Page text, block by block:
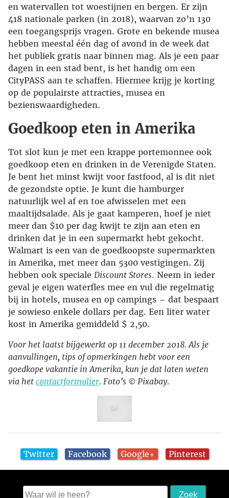
en watervallen tot woestijnen en bergen. Er zijn
418 nationale parken (in 2018), waarvan zo’n 130
een toegangsprijs vragen. Grote en bekende musea
hebben meestal één dag of avond in de week dat
het publiek gratis naar binnen mag. Als je een paar
dagen in een stad bent, is het handig om een
CityPASS aan te schaffen. Hiermee krijg je korting
op de populairste attracties, musea en
bezienswaardigheden.
Goedkoop eten in Amerika
Tot slot kun je met een krappe portemonnee ook
goedkoop eten en drinken in de Verenigde Staten.
Je bent het minst kwijt voor fastfood, al is dit niet
de gezondste optie. Je kunt die hamburger
natuurlijk wel af en toe afwisselen met een
maaltijdsalade. Als je gaat kamperen, hoef je niet
meer dan $10 per dag kwijt te zijn aan eten en
drinken dat je in een supermarkt hebt gekocht.
Walmart is een van de goedkoopste supermarkten
in Amerika, met meer dan 5300 vestigingen. Zij
hebben ook speciale Discount Stores. Neem in ieder
geval je eigen waterfles mee en vul die regelmatig
bij in hotels, musea en op campings – dat bespaart
je sowieso enkele dollars per dag. Een liter water
kost in Amerika gemiddeld $ 2,50.
Voor het laatst bijgewerkt op 11 december 2018. Als je
aanvullingen, tips of opmerkingen hebt voor een
goedkope vakantie in Amerika, kun je dat laten weten
via het contactformulier. Foto’s © Pixabay.
Twitter Facebook Google+ Pinterest